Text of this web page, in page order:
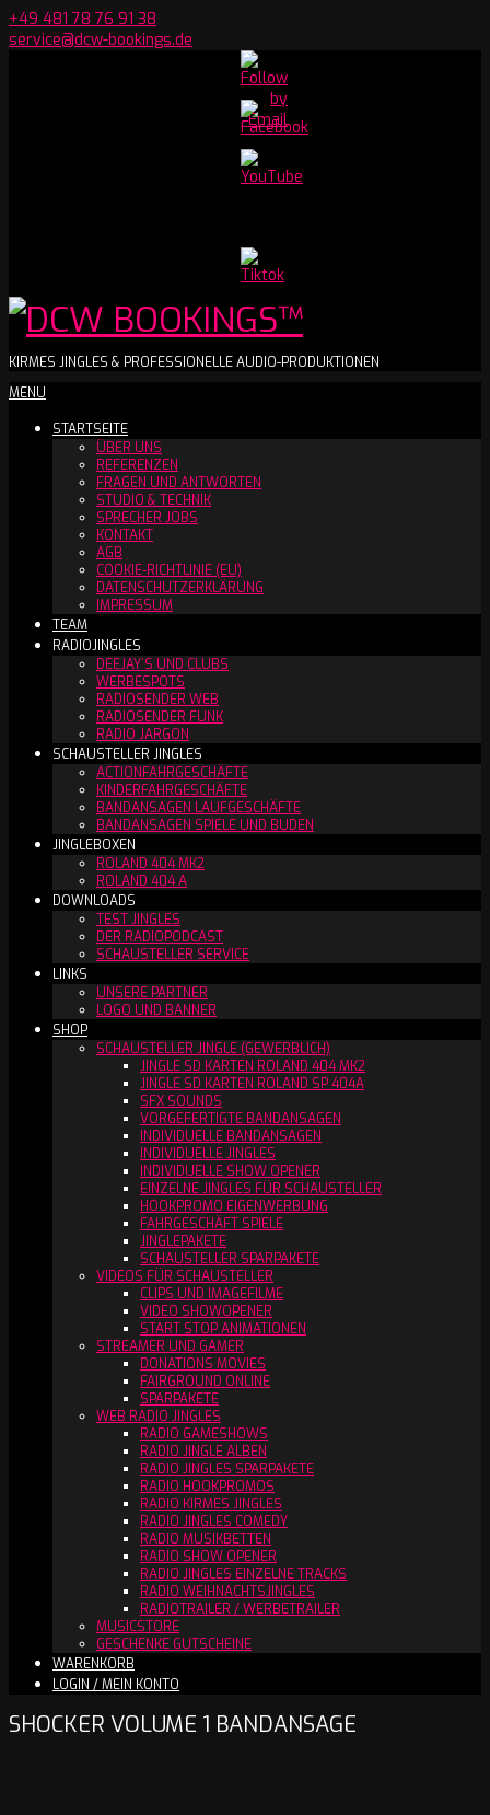
Skip
to
+49 481 78 76 91 38
service@dcw-bookings.de
Youtube
Channel
DCW
BOOKINGS™
KIRMES JINGLES & PROFESSIONELLE AUDIO-PRODUKTIONEN
Secondary
Menu
MENU
STARTSEITE
ÜBER UNS
REFERENZEN
FRAGEN UND ANTWORTEN
STUDIO & TECHNIK
SPRECHER JOBS
KONTAKT
AGB
COOKIE-RICHTLINIE (EU)
DATENSCHUTZERKLÄRUNG
IMPRESSUM
TEAM
RADIOJINGLES
DEEJAY´S UND CLUBS
WERBESPOTS
RADIOSENDER WEB
RADIOSENDER FUNK
RADIO JARGON
SCHAUSTELLER JINGLES
ACTIONFAHRGESCHÄFTE
KINDERFAHRGESCHÄFTE
BANDANSAGEN LAUFGESCHÄFTE
BANDANSAGEN SPIELE UND BUDEN
JINGLEBOXEN
ROLAND 404 MK2
ROLAND 404 A
DOWNLOADS
TEST JINGLES
DER RADIOPODCAST
SCHAUSTELLER SERVICE
LINKS
UNSERE PARTNER
LOGO UND BANNER
SHOP
SCHAUSTELLER JINGLE (GEWERBLICH)
JINGLE SD KARTEN ROLAND 404 MK2
JINGLE SD KARTEN ROLAND SP 404A
SFX SOUNDS
VORGEFERTIGTE BANDANSAGEN
INDIVIDUELLE BANDANSAGEN
INDIVIDUELLE JINGLES
INDIVIDUELLE SHOW OPENER
EINZELNE JINGLES FÜR SCHAUSTELLER
HOOKPROMO EIGENWERBUNG
FAHRGESCHÄFT SPIELE
JINGLEPAKETE
SCHAUSTELLER SPARPAKETE
VIDEOS FÜR SCHAUSTELLER
CLIPS UND IMAGEFILME
VIDEO SHOWOPENER
START STOP ANIMATIONEN
STREAMER UND GAMER
DONATIONS MOVIES
FAIRGROUND ONLINE
SPARPAKETE
WEB RADIO JINGLES
RADIO GAMESHOWS
RADIO JINGLE ALBEN
RADIO JINGLES SPARPAKETE
RADIO HOOKPROMOS
RADIO KIRMES JINGLES
RADIO JINGLES COMEDY
RADIO MUSIKBETTEN
RADIO SHOW OPENER
RADIO JINGLES EINZELNE TRACKS
RADIO WEIHNACHTSJINGLES
RADIOTRAILER / WERBETRAILER
MUSICSTORE
GESCHENKE GUTSCHEINE
WARENKORB
LOGIN / MEIN KONTO
SHOCKER VOLUME 1 BANDANSAGE